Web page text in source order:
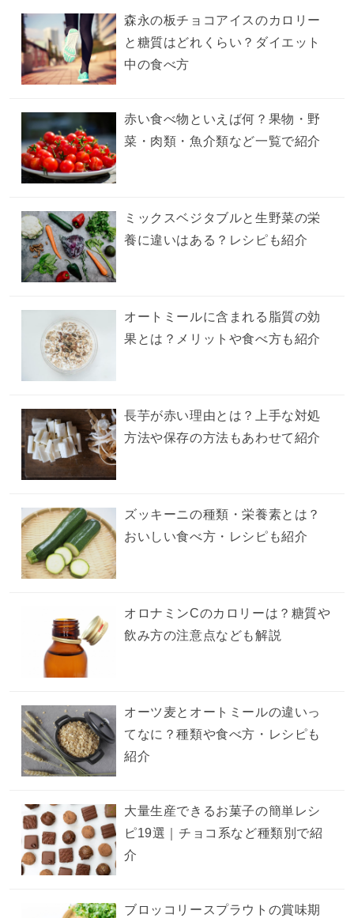
森永の板チョコアイスのカロリー
と糖質はどれくらい？ダイエット
中の食べ方
赤い食べ物といえば何？果物・野
菜・肉類・魚介類など一覧で紹介
ミックスベジタブルと生野菜の栄
養に違いはある？レシピも紹介
オートミールに含まれる脂質の効
果とは？メリットや食べ方も紹介
長芋が赤い理由とは？上手な対処
方法や保存の方法もあわせて紹介
ズッキーニの種類・栄養素とは？
おいしい食べ方・レシピも紹介
オロナミンCのカロリーは？糖質や
飲み方の注意点なども解説
オーツ麦とオートミールの違いっ
てなに？種類や食べ方・レシピも
紹介
大量生産できるお菓子の簡単レシ
ピ19選｜チョコ系など種類別で紹
介
ブロッコリースプラウトの賞味期